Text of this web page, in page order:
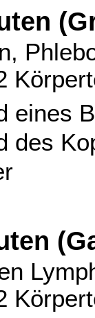
eines
des